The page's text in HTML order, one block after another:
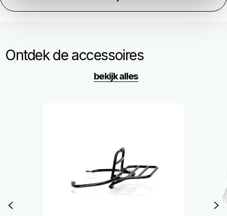
Ontdek de accessoires
bekijk alles